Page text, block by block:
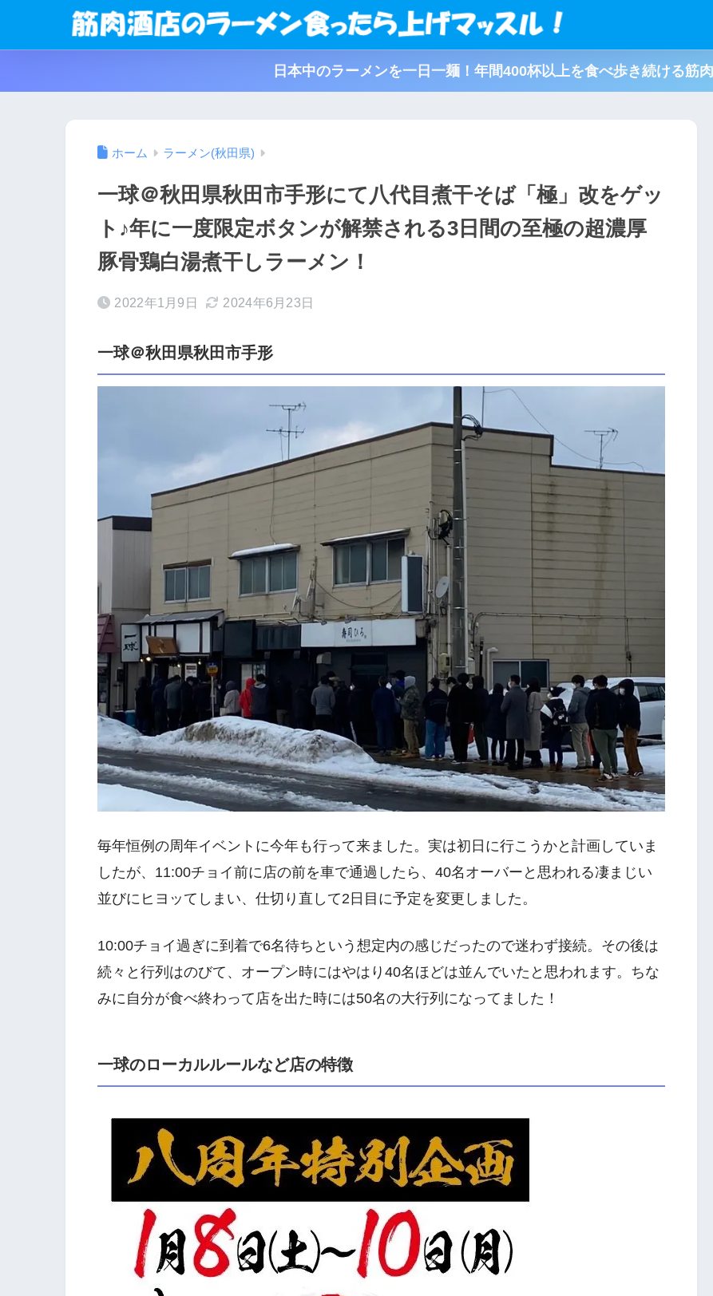
日本中のラーメンを一日一麺！年間400杯以上を食べ歩き続ける筋
ホーム ラーメン(秋田県)
一球＠秋田県秋田市手形にて八代目煮干そば「極」改をゲッ
ト♪年に一度限定ボタンが解禁される3日間の至極の超濃厚
豚骨鶏白湯煮干しラーメン！
2022年1月9日 2024年6月23日
一球＠秋田県秋田市手形
毎年恒例の周年イベントに今年も行って来ました。実は初日に行こうかと計画していま
したが、11:00チョイ前に店の前を車で通過したら、40名オーバーと思われる凄まじい
並びにヒヨッてしまい、仕切り直して2日目に予定を変更しました。
10:00チョイ過ぎに到着で6名待ちという想定内の感じだったので迷わず接続。その後は
続々と行列はのびて、オープン時にはやはり40名ほどは並んでいたと思われます。ちな
みに自分が食べ終わって店を出た時には50名の大行列になってました！
一球のローカルルールなど店の特徴